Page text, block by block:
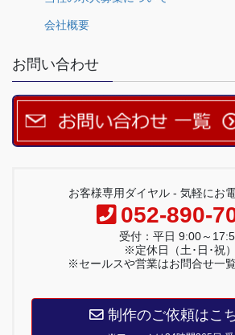
会社概要
お問い合わせ
お客様専用ダイヤル - 気軽にお
052-890-
受付：平日 9:00～
※定休日（土･日･祝）
※セールスや営業はお問合せ一
制作のご依頼はこ